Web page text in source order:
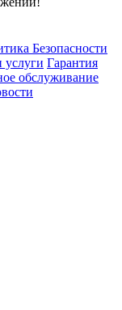
Безопасности
Гарантия
обслуживание